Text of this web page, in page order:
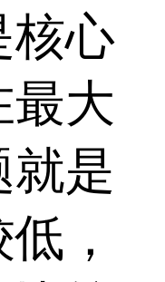
核心
最大
就是
，